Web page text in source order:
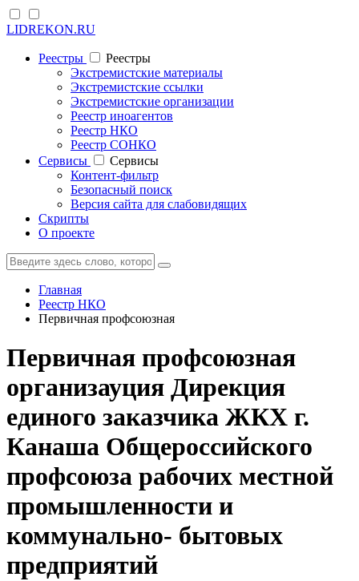
LIDREKON.RU
Реестры
Реестры
Экстремистские материалы
Экстремистские ссылки
Экстремистские организации
Реестр иноагентов
Реестр НКО
Реестр СОНКО
Cервисы
Cервисы
Контент-фильтр
Безопасный поиск
Версия сайта для слабовидящих
Скрипты
О проекте
Главная
Реестр НКО
Первичная профсоюзная
Первичная профсоюзная
организауция Дирекция
единого заказчика ЖКХ г.
Канаша Общероссийского
профсоюза рабочих местной
промышленности и
коммунально- бытовых
предприятий